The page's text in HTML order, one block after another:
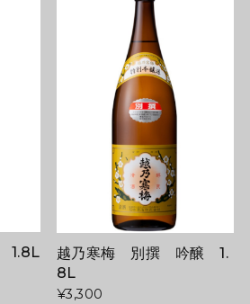
1.8L
越乃寒梅 別撰 吟醸 1.
8L
¥3,300